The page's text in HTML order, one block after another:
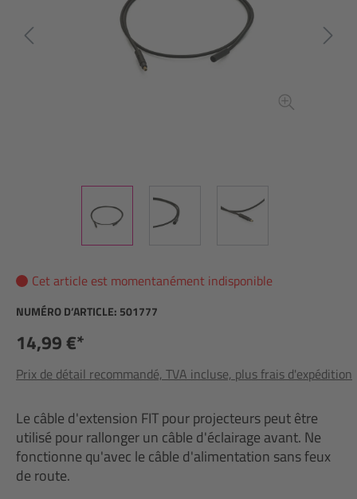
Cet article est momentanément indisponible
NUMÉRO D’ARTICLE: 501777
14,99 €*
Prix de détail recommandé, TVA incluse, plus frais d'expédition
Le câble d'extension FIT pour projecteurs peut être
utilisé pour rallonger un câble d'éclairage avant. Ne
fonctionne qu'avec le câble d'alimentation sans feux
de route.